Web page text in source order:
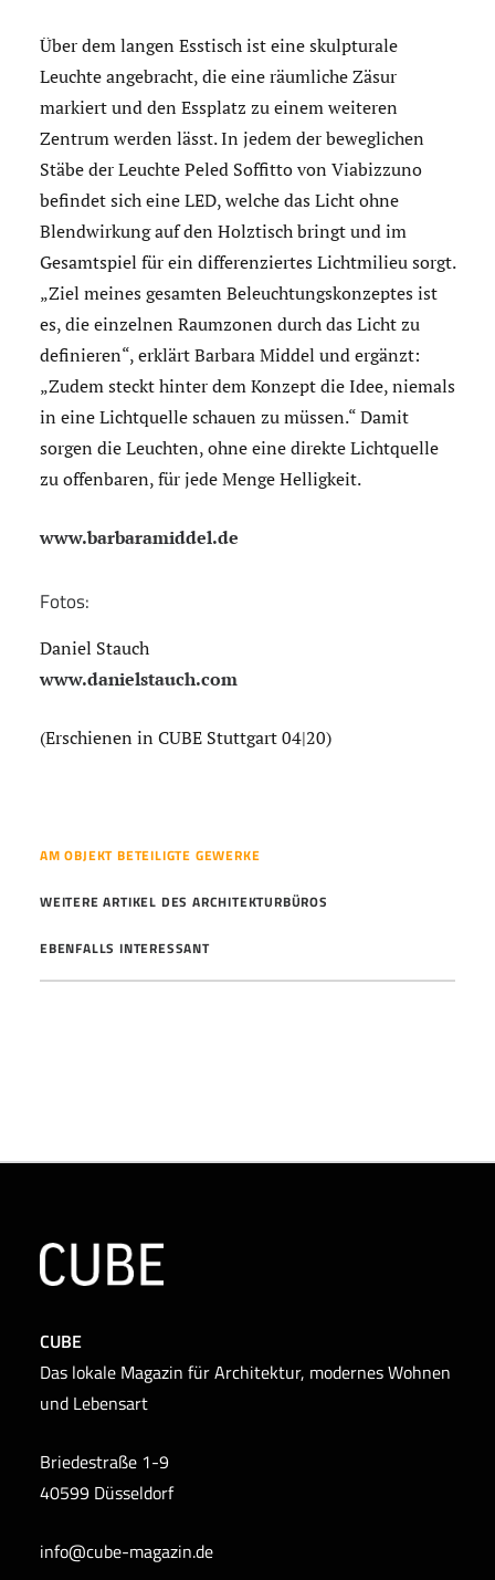
Über dem langen Esstisch ist eine skulpturale
Leuchte angebracht, die eine räumliche Zäsur
markiert und den Essplatz zu einem weiteren
Zentrum werden lässt. In jedem der beweglichen
Stäbe der Leuchte Peled Soffitto von Viabizzuno
befindet sich eine LED, welche das Licht ohne
Blendwirkung auf den Holztisch bringt und im
Gesamtspiel für ein differenziertes Lichtmilieu sorgt.
„Ziel meines gesamten Beleuchtungskonzeptes ist
es, die einzelnen Raumzonen durch das Licht zu
definieren“, erklärt Barbara Middel und ergänzt:
„Zudem steckt hinter dem Konzept die Idee, niemals
in eine Lichtquelle schauen zu müssen.“ Damit
sorgen die Leuchten, ohne eine direkte Lichtquelle
zu offenbaren, für jede Menge Helligkeit.
www.barbaramiddel.de
Fotos:
Daniel Stauch
www.danielstauch.com
(Erschienen in CUBE Stuttgart 04|20)
AM OBJEKT BETEILIGTE GEWERKE
WEITERE ARTIKEL DES ARCHITEKTURBÜROS
EBENFALLS INTERESSANT
CUBE
Das lokale Magazin für Architektur, modernes Wohnen
und Lebensart
Briedestraße 1-9
40599 Düsseldorf
info@cube-magazin.de